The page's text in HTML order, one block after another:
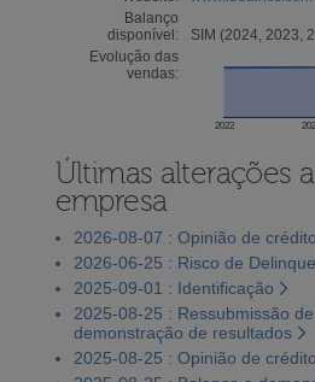
Balanço
disponível:
SIM (2024, 2023,
Evolução das
vendas:
2022
Últimas alterações
empresa
2026-08-07 : Opinião de crédito
2026-06-25 : Risco de
2025-09-01 : Identificação
2025-08-25 : Ressubmissão
demonstração de resultados
2025-08-25 : Opinião de crédito